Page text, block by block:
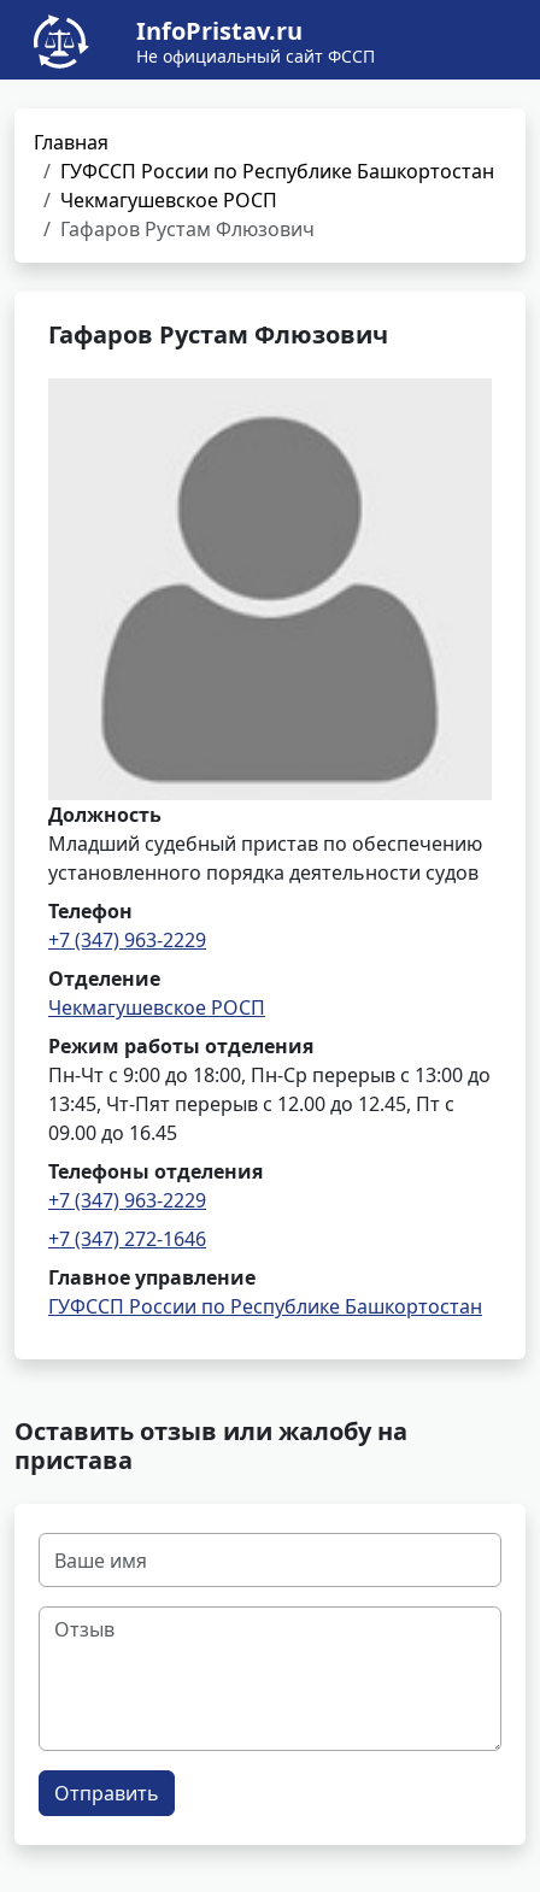
InfoPristav.ru
Не официальный сайт ФССП
Главная
ГУФССП России по Республике Башкортостан
Чекмагушевское РОСП
Гафаров Рустам Флюзович
Гафаров Рустам Флюзович
Должность
Младший судебный пристав по обеспечению
установленного порядка деятельности судов
Телефон
+7 (347) 963-2229
Отделение
Чекмагушевское РОСП
Режим работы отделения
Пн-Чт с 9:00 до 18:00, Пн-Ср перерыв с 13:00 до
13:45, Чт-Пят перерыв с 12.00 до 12.45, Пт с
09.00 до 16.45
Телефоны отделения
+7 (347) 963-2229
+7 (347) 272-1646
Главное управление
ГУФССП России по Республике Башкортостан
Оставить отзыв или жалобу на
пристава
Отправить